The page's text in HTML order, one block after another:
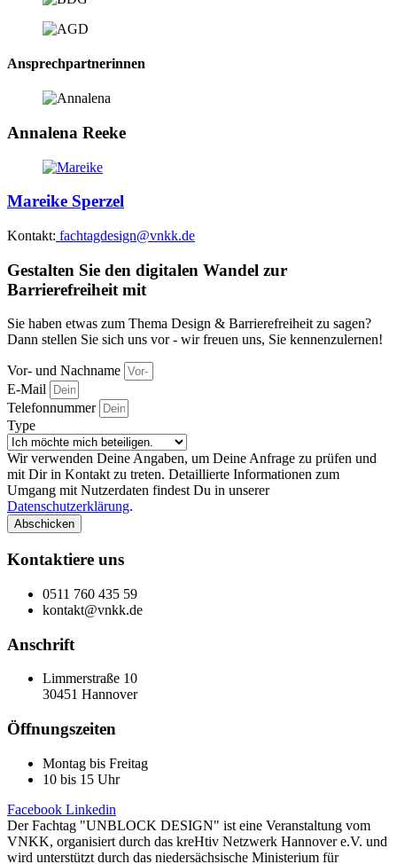
Ansprech­partnerinnen
Annalena Reeke
Mareike Sperzel
Kontakt: fachtagdesign@vnkk.de
Gestalten Sie den digitalen Wandel zur
Barrierefreiheit mit
Sie haben etwas zum Thema Design & Barrierefreiheit zu sagen?
Dann stellen Sie sich uns vor - wir freuen uns, Sie kennenzulernen!
Vor- und Nachname
E-Mail
Telefonnummer
Type
Wir verwenden Deine Angaben, um Deine Anfrage zu prüfen und
mit Dir in Kontakt zu treten. Detaillierte Informationen zum
Umgang mit Nutzerdaten findest Du in unserer
Datenschutzerklärung.
Abschicken
Kontaktiere uns
0511 760 435 59
kontakt@vnkk.de
Anschrift
Limmerstraße 10
30451 Hannover
Öffnungszeiten
Montag bis Freitag
10 bis 15 Uhr
Facebook Linkedin
Der Fachtag "UNBLOCK DESIGN" ist eine Veranstaltung vom
VNKK, organisiert durch das kreHtiv Netzwerk Hannover e.V. und
wird unterstützt durch das niedersächsische Ministerium für